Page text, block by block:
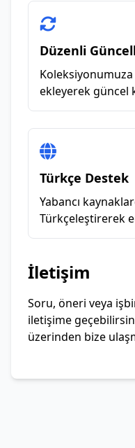
Düzenli
ekleyerek güncel
Türkçe Destek
Yabancı
Türkçeleştirerek
İletişim
Soru, öneri veya
iletişime
üzerinden bize